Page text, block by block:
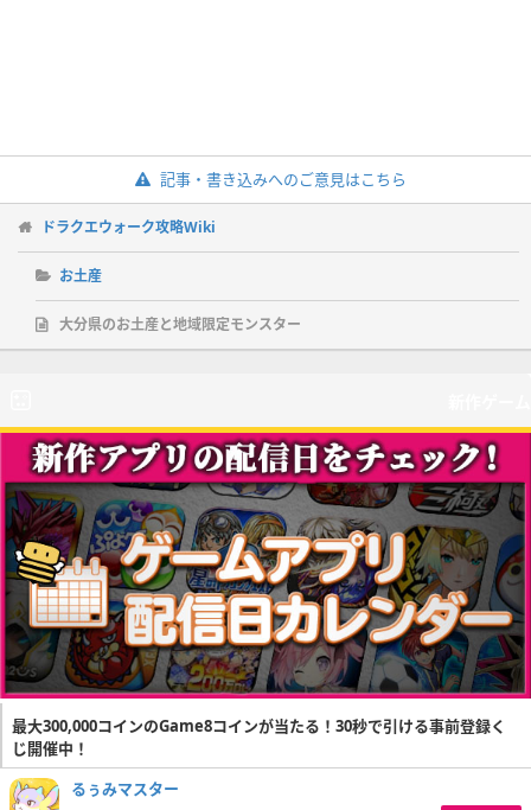
記事・書き込みへのご意見はこちら
ドラクエウォーク攻略Wiki
お土産
大分県のお土産と地域限定モンスター
最大300,000コインのGame8コインが当たる！30秒で引ける事前登録く
じ開催中！
るぅみマスター